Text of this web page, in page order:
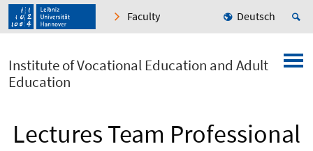
Faculty Deutsch
Institute of Vocational Education and Adult
Education
Lectures Team Professional